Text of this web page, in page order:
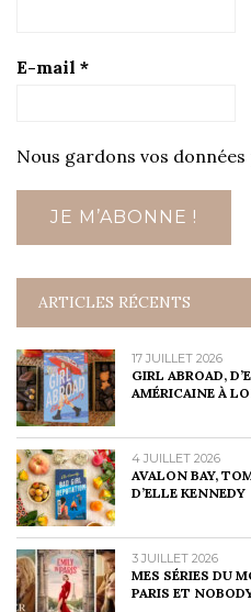
E-mail *
Nous gardons vos données
ARTICLES RÉCENTS
17 JUILLET 2026
GIRL ABROAD,
AMÉRICAINE À
4 JUILLET 2026
AVALON BAY,
D’ELLE KENNEDY
3 JUILLET 2026
MES SÉRIES DU
PARIS ET